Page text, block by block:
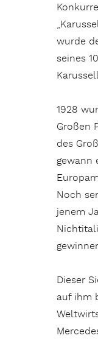
wurde
seines
1928
Großen
des
gewann
Noch
jenem
Dieser
auf ihm